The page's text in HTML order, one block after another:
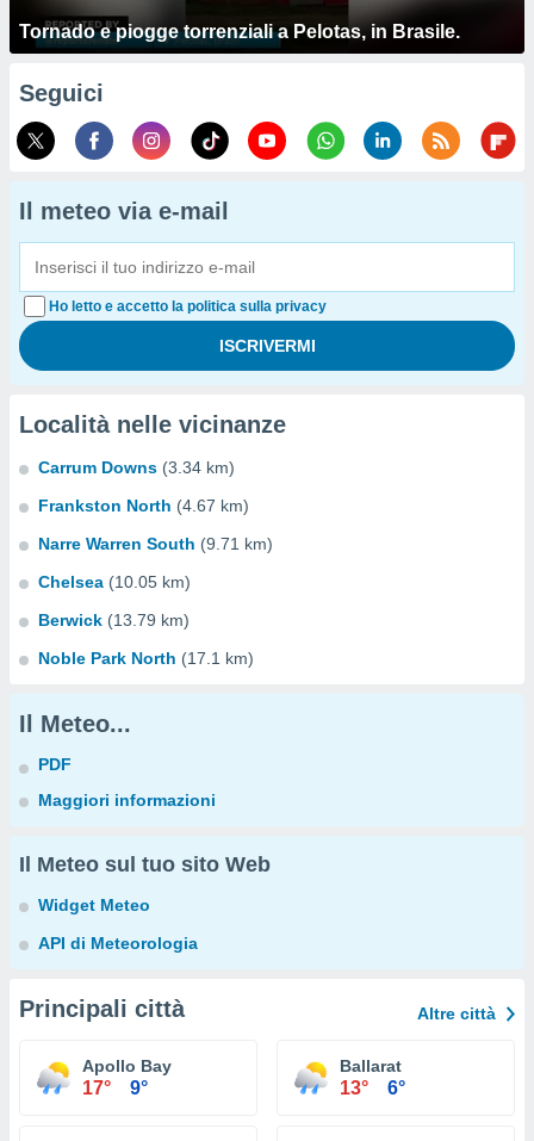
Tornado e piogge torrenziali a Pelotas, in Brasile.
Seguici
Il meteo via e-mail
Ho letto e accetto la politica sulla privacy
Località nelle vicinanze
Carrum Downs (3.34 km)
Frankston North (4.67 km)
Narre Warren South (9.71 km)
Chelsea (10.05 km)
Berwick (13.79 km)
Noble Park North (17.1 km)
Il Meteo...
PDF
Maggiori informazioni
Il Meteo sul tuo sito Web
Widget Meteo
API di Meteorologia
Principali città Altre città
Apollo Bay
17° 9°
Ballarat
13° 6°